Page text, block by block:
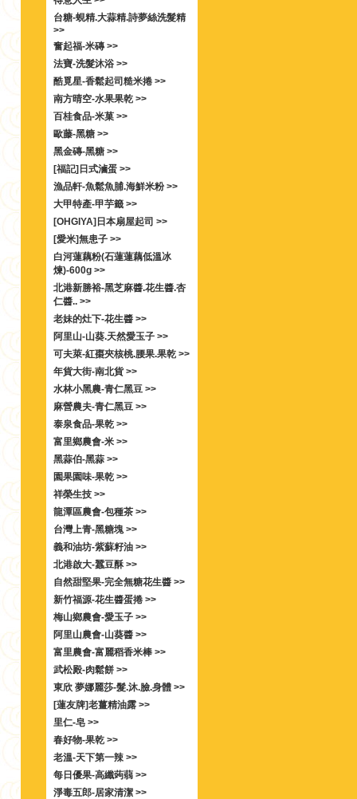
台糖-蜆精.大蒜精.詩夢絲洗髮精
>>
奮起福-米磚 >>
法寶-洗髮沐浴 >>
酷覓星-香鬆起司糙米捲 >>
南方晴空-水果果乾 >>
百桂食品-米菓 >>
歐藤-黑糖 >>
黑金磚-黑糖 >>
[福記]日式滷蛋 >>
漁品軒-魚鬆魚脯.海鮮米粉 >>
大甲特產-甲芋籤 >>
[OHGIYA]日本扇屋起司 >>
[愛米]無患子 >>
白河蓮藕粉(石蓮蓮藕低溫冰
煉)-600g >>
北港新勝裕-黑芝麻醬.花生醬.杏
仁醬.. >>
老妹的灶下-花生醬 >>
阿里山-山葵.天然愛玉子 >>
可夫萊-紅棗夾核桃.腰果.果乾 >>
年貨大街-南北貨 >>
水林小黑農-青仁黑豆 >>
麻營農夫-青仁黑豆 >>
泰泉食品-果乾 >>
富里鄉農會-米 >>
黑蒜伯-黑蒜 >>
園果園味-果乾 >>
祥榮生技 >>
龍潭區農會-包種茶 >>
台灣上青-黑糖塊 >>
義和油坊-紫蘇籽油 >>
北港啟大-蠶豆酥 >>
自然甜堅果-完全無糖花生醬 >>
新竹福源-花生醬蛋捲 >>
梅山鄉農會-愛玉子 >>
阿里山農會-山葵醬 >>
富里農會-富麗稻香米棒 >>
武松殿-肉鬆餅 >>
東欣 夢娜麗莎-髮.沐.臉.身體 >>
[蓮友牌]老薑精油露 >>
里仁-皂 >>
春好物-果乾 >>
老溫-天下第一辣 >>
每日優果-高纖蒟蒻 >>
淨毒五郎-居家清潔 >>